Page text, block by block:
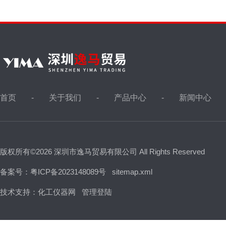
首页 关于我们 产品中心 新闻中心
版权所有©2026 深圳市逸马贸易有限公司 All Rights Reserved
备案号：粤ICP备2023148089号 sitemap.xml
技术支持： 化工仪器网 管理登陆